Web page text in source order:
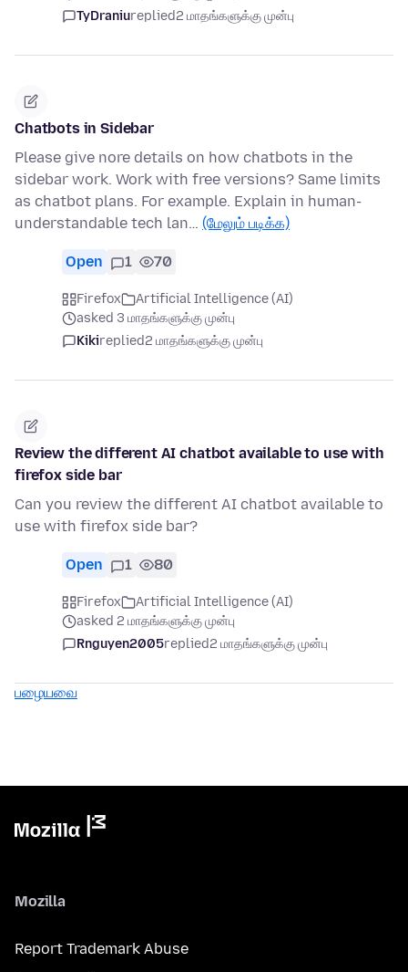
TyDraniureplied2 மாதங்களுக்கு முன்பு
Chatbots in Sidebar
Please give nore details on how chatbots in the
sidebar work. Work with free versions? Same limits
as chatbot plans. For example. Explain in human-
understandable tech lan… (மேலும் படிக்க)
Open 1 70
Firefox
Artificial Intelligence (AI)
asked 3 மாதங்களுக்கு முன்பு
Kikireplied2 மாதங்களுக்கு முன்பு
Review the different AI chatbot available to use with
firefox side bar
Can you review the different AI chatbot available to
use with firefox side bar?
Open 1 80
Firefox
Artificial Intelligence (AI)
asked 2 மாதங்களுக்கு முன்பு
Rnguyen2005replied2 மாதங்களுக்கு முன்பு
பழையவை
Mozilla
Report Trademark Abuse